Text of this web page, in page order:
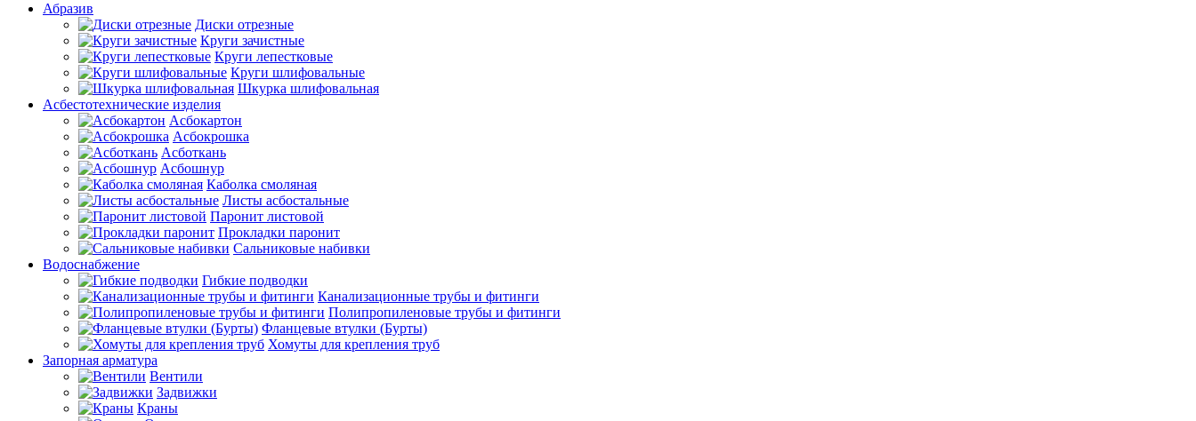
Абразив
Диски отрезные
Круги зачистные
Круги лепестковые
Круги шлифовальные
Шкурка шлифовальная
Асбестотехнические изделия
Асбокартон
Асбокрошка
Асботкань
Асбошнур
Каболка смоляная
Листы асбостальные
Паронит листовой
Прокладки паронит
Сальниковые набивки
Водоснабжение
Гибкие подводки
Канализационные трубы и фитинги
Полипропиленовые трубы и фитинги
Фланцевые втулки (Бурты)
Хомуты для крепления труб
Запорная арматура
Вентили
Задвижки
Краны